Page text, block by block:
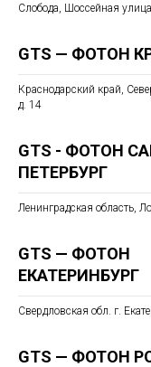
Слобода, Шоссейная
GTS — ФОТОН
Краснодарский край,
д. 14
GTS - ФОТОН
ПЕТЕРБУРГ
Ленинградская область,
GTS — ФОТОН
ЕКАТЕРИНБУРГ
Свердловская обл. г.
GTS — ФОТОН